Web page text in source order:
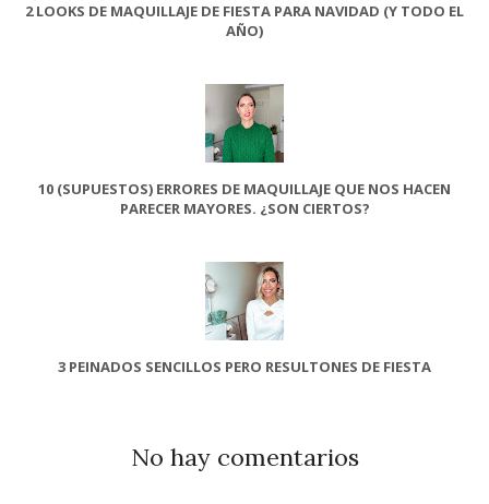
2 LOOKS DE MAQUILLAJE DE FIESTA PARA NAVIDAD (Y TODO EL
AÑO)
10 (SUPUESTOS) ERRORES DE MAQUILLAJE QUE NOS HACEN
PARECER MAYORES. ¿SON CIERTOS?
3 PEINADOS SENCILLOS PERO RESULTONES DE FIESTA
No hay comentarios